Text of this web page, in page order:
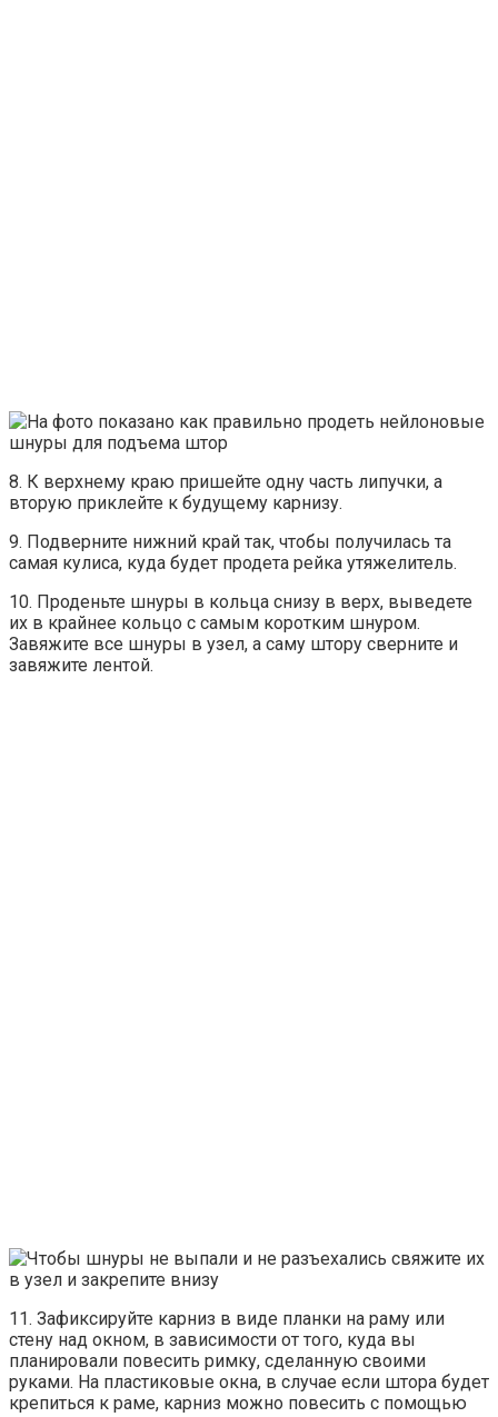
8. К верхнему краю пришейте одну часть липучки, а
вторую приклейте к будущему карнизу.
9. Подверните нижний край так, чтобы получилась та
самая кулиса, куда будет продета рейка утяжелитель.
10. Проденьте шнуры в кольца снизу в верх, выведете
их в крайнее кольцо с самым коротким шнуром.
Завяжите все шнуры в узел, а саму штору сверните и
завяжите лентой.
11. Зафиксируйте карниз в виде планки на раму или
стену над окном, в зависимости от того, куда вы
планировали повесить римку, сделанную своими
руками. На пластиковые окна, в случае если штора будет
крепиться к раме, карниз можно повесить с помощью